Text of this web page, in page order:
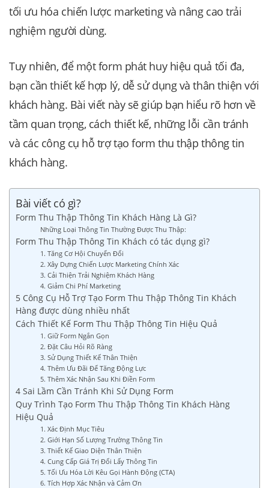
tối ưu hóa chiến lược marketing và nâng cao trải
nghiệm người dùng.
Tuy nhiên, để một form phát huy hiệu quả tối đa,
bạn cần thiết kế hợp lý, dễ sử dụng và thân thiện với
khách hàng. Bài viết này sẽ giúp bạn hiểu rõ hơn về
tầm quan trọng, cách thiết kế, những lỗi cần tránh
và các công cụ hỗ trợ tạo form thu thập thông tin
khách hàng.
Bài viết có gì?
Form Thu Thập Thông Tin Khách Hàng Là Gì?
Những Loại Thông Tin Thường Được Thu Thập:
Form Thu Thập Thông Tin Khách có tác dụng gì?
1. Tăng Cơ Hội Chuyển Đổi
2. Xây Dựng Chiến Lược Marketing Chính Xác
3. Cải Thiện Trải Nghiệm Khách Hàng
4. Giảm Chi Phí Marketing
5 Công Cụ Hỗ Trợ Tạo Form Thu Thập Thông Tin Khách
Hàng được dùng nhiều nhất
Cách Thiết Kế Form Thu Thập Thông Tin Hiệu Quả
1. Giữ Form Ngắn Gọn
2. Đặt Câu Hỏi Rõ Ràng
3. Sử Dụng Thiết Kế Thân Thiện
4. Thêm Ưu Đãi Để Tăng Động Lực
5. Thêm Xác Nhận Sau Khi Điền Form
4 Sai Lầm Cần Tránh Khi Sử Dụng Form
Quy Trình Tạo Form Thu Thập Thông Tin Khách Hàng
Hiệu Quả
1. Xác Định Mục Tiêu
2. Giới Hạn Số Lượng Trường Thông Tin
3. Thiết Kế Giao Diện Thân Thiện
4. Cung Cấp Giá Trị Đổi Lấy Thông Tin
5. Tối Ưu Hóa Lời Kêu Gọi Hành Động (CTA)
6. Tích Hợp Xác Nhận và Cảm Ơn